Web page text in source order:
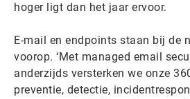
hoger ligt dan het jaar ervoor.
E-mail en endpoints staan bij de
voorop. ‘Met managed email
anderzijds versterken we onze
preventie, detectie,